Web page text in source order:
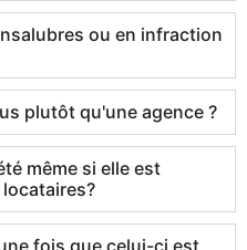
ou en infraction
plutôt qu'une agence ?
même si elle est
fois que celui-ci est